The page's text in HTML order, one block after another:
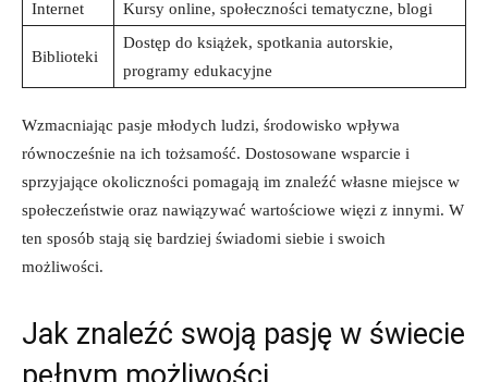
Internet Kursy online, społeczności tematyczne, blogi
Biblioteki
Dostęp do książek, spotkania autorskie,
programy edukacyjne
Wzmacniając ⁣pasje młodych ludzi,⁢ środowisko wpływa
równocześnie ⁤na ich tożsamość.​ Dostosowane⁤ wsparcie i
sprzyjające okoliczności pomagają im znaleźć własne miejsce w
społeczeństwie oraz nawiązywać wartościowe więzi z ⁤innymi. W
ten sposób stają się⁢ bardziej ⁤świadomi siebie i swoich
możliwości.
Jak znaleźć swoją ‍pasję w świecie⁢